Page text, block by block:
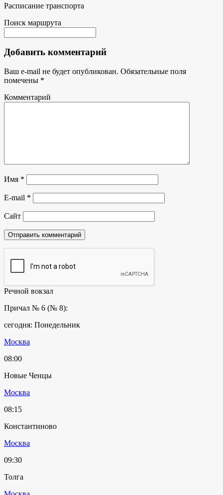
Расписание транспорта
Поиск маршрута
Добавить комментарий
Ваш e-mail не будет опубликован. Обязательные поля
помечены *
Комментарий
Имя *
E-mail *
Сайт
Речной вокзал
Причал № 6 (№ 8):
сегодня: Понедельник
Москва
08:00
Новые Ченцы
Москва
08:15
Константиново
Москва
09:30
Толга